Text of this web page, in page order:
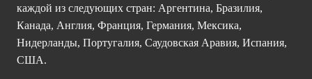
каждой из следующих стран: Аргентина, Бразилия,
Канада, Англия, Франция, Германия, Мексика,
Нидерланды, Португалия, Саудовская Аравия, Испания,
США.